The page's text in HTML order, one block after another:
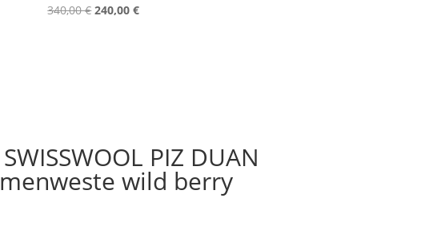
340,00€Ursprünglicher
240,00€Aktueller
PIZ DUAN
wild berry